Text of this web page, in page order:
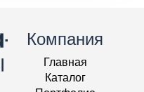
Компания
Главная
Каталог